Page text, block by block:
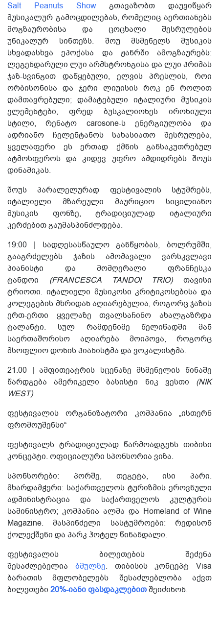
Salt Peanuts Showგთავაზობთ დაუვიწყარ
მუსიკალურ გამოცდილებას, რომელიც აერთიანებს
მოგზაურობისა და ცოცხალი შესრულების
უნიკალურ სინთეზს. შოუ მსმენელს მუსიკის
სხვადასხვა ეპოქასა და ჟანრში ამოგზაურებს:
ლეგენდარული ლუი არმსტრონგისა და ლუი პრიმას
ჯაზ-სვინგით დაწყებული, ელვის პრესლის, როი
ორბისონისა და ჯერი ლიუისის როკ ენ როლით
დამთავრებული; დამატებული იტალიური მუსიკის
ელემენტები, ფრედ ბუსკალიონეს ირონიული
სტილი, რენატო carosone-ს ენერგიულობა და
ადრიანო ჩელენტანოს სახასიათო შესრულება,
ყველაფერი ეს ერთად ქმნის განსაკუთრებულ
ატმოსფეროს და კიდევ უფრო ამდიდრებს შოუს
დინამიკას.
შოუს პარალელურად ფესტივალის სტუმრებს,
იტალიელი მზარეული მაურიციო სიცილიანო
მუსიკის ფონზე, ტრადიციულად იტალიური
კერძებით გაუმასპინძლდება.
19:00 | სადღესასწაულო განწყობას, ბოლრუმში,
გააგრძელებს ჯაზის ამომავალი ვარსკვლავი
პიანისტი და მომღერალი ფრანჩესკა
ტანდოი (FRANCESCA TANDOI TRIO) თავისი
ტრიოთი. იტალიელი მუსიკოსი კრიტიკოსებისა და
კოლეგების მხრიდან აღიარებულია, როგორც ჯაზის
ერთ-ერთი ყველაზე თვალსაჩინო ახალგაზრდა
ტალანტი. სულ რამდენიმე წელიწადში მან
საერთაშორისო აღიარება მოიპოვა, როგორც
მსოფლიო დონის პიანისტმა და ვოკალისტმა.
21.00 | ამფითეატრის სცენაზე მსმენელის წინაშე
წარდგება ამერიკელი ბასისტი ნიკ ვესთი (NIK
WEST)
ფესტივალის ორგანიზატორი კომპანია „ისთერნ
ფრომოუშენსი“
ფესტივალს ტრადიციულად წარმოადგენს თიბისი
კონცეპტი. ოფიციალური სპონსორია ვიზა.
სპონსორები: პორშე, თეგეტა, ისი პარი.
მხარდამჭერი: საქართველოს ტურიზმის ეროვნული
ადმინისტრაცია და საქართველოს კულტურის
სამინისტრო; კომპანია ალმა და Homeland of Wine
Magazine. მასპინძელი სასტუმროები: რედისონ
ქოლექშენი და პარკ ჰოტელ წინანდალი.
ფესტივალის ბილეთების შეძენა
შესაძლებელია ბმულზე. თიბისის კონცეპტ Visa
ბარათის მფლობელებს შესაძლებლობა აქვთ
ბილეთები 20%-იანი ფასდაკლებითშეიძინონ.